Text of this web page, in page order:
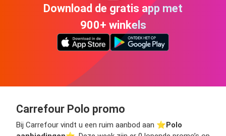
Download de gratis app met
900+ winkels
Carrefour Polo promo
Bij Carrefour vindt u een ruim aanbod aan ⭐️Polo